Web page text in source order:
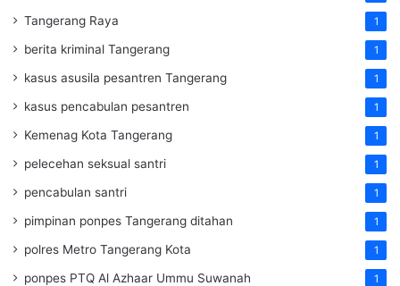
Tangerang Raya 1
berita kriminal Tangerang 1
kasus asusila pesantren Tangerang 1
kasus pencabulan pesantren 1
Kemenag Kota Tangerang 1
pelecehan seksual santri 1
pencabulan santri 1
pimpinan ponpes Tangerang ditahan 1
polres Metro Tangerang Kota 1
ponpes PTQ Al Azhaar Ummu Suwanah 1